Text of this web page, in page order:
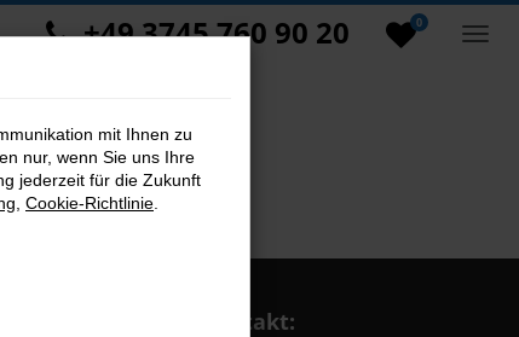
0
+49 3745 760 90 20
Kontakt:
mit Ihnen zu
nur, wenn Sie uns Ihre
jederzeit für die Zukunft
Cookie-Richtlinie